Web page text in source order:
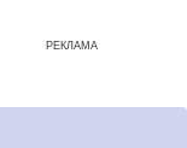
РЕКЛАМА